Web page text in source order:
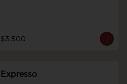
$3.500
Expresso